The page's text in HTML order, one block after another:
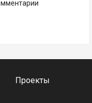
Проекты